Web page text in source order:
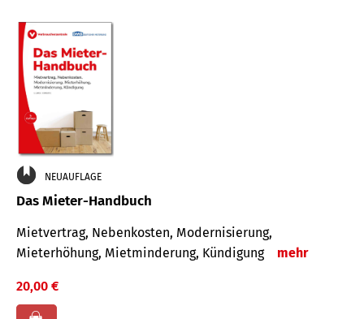
NEUAUFLAGE
Das Mieter-Handbuch
Mietvertrag, Nebenkosten, Modernisierung,
Mieterhöhung, Mietminderung, Kündigung
mehr
20,00 €